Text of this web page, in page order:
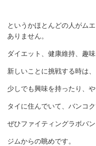
というかほとんどの人がム
ありません。
ダイエット、健康維持、趣
新しいことに挑戦する時は、
少しでも興味を持ったり、
タイに住んでいて、バンコ
ぜひファイティングラボバ
ジムからの眺めです。